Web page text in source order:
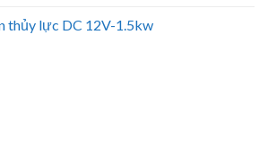
thủy lực DC 12V-1.5kw